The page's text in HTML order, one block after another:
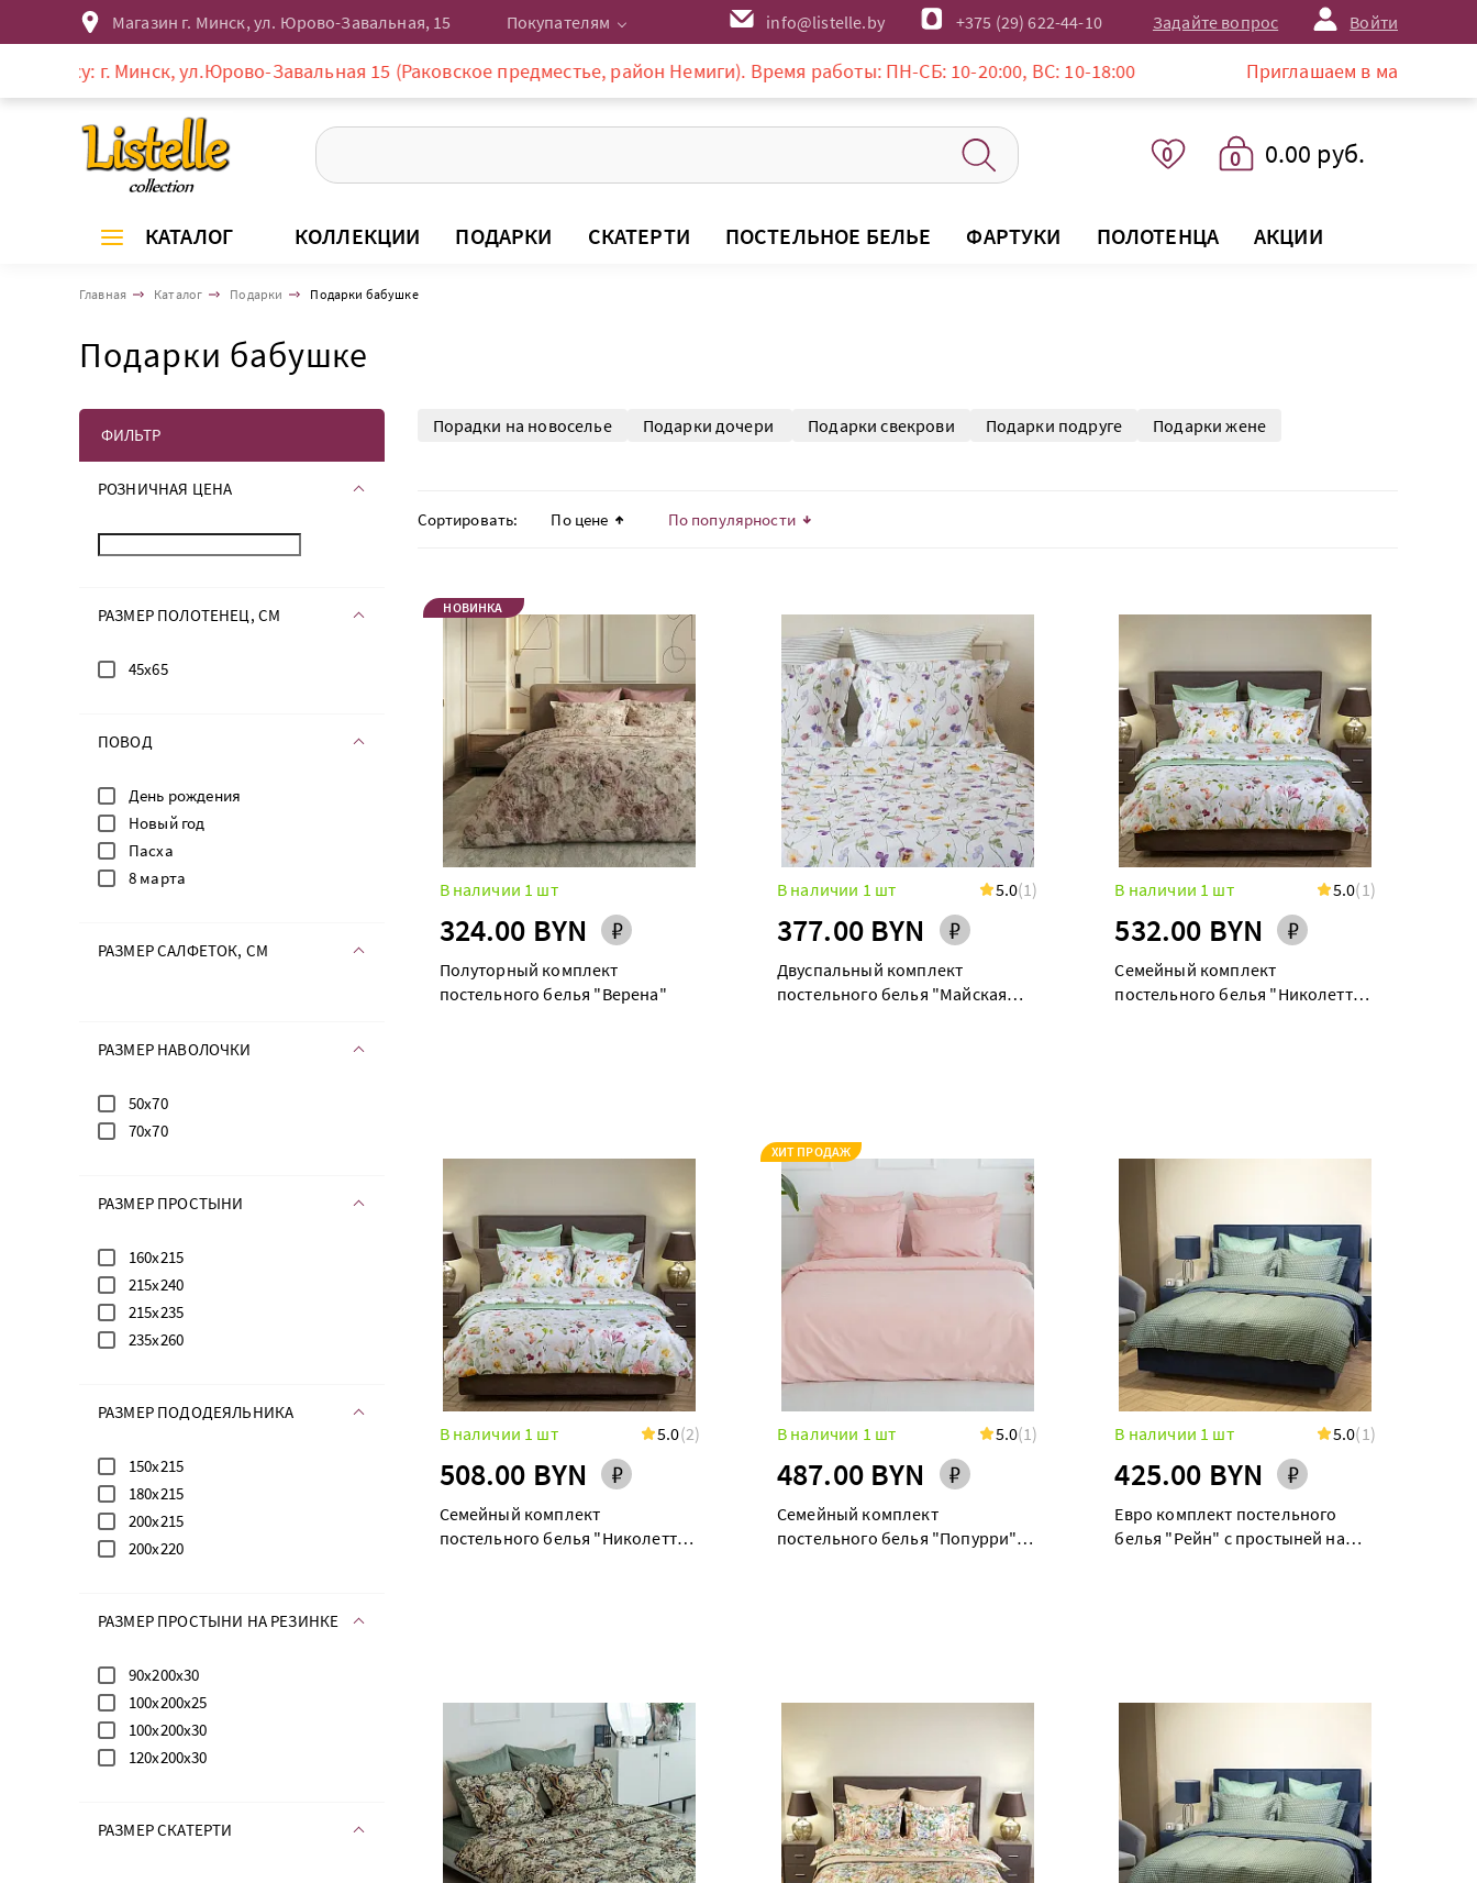
Магазин г. Минск, ул. Юрово-Завальная, 15 Покупателям info@listelle.by +375 (29) 622-44-10 Задайте вопрос Войти
ул.Юрово-Завальная 15 (Раковское предместье, район Немиги). Время работы: ПН-СБ: 10-20:00, ВС: 10-18:00 Приглашаем в магазин LISTELLE по
0 0 0.00 руб.
КАТАЛОГ КОЛЛЕКЦИИ ПОДАРКИ СКАТЕРТИ ПОСТЕЛЬНОЕ БЕЛЬЕ ФАРТУКИ ПОЛОТЕНЦА АКЦИИ
Главная Каталог Подарки Подарки бабушке
Подарки бабушке
ФИЛЬТР
РОЗНИЧНАЯ ЦЕНА
РАЗМЕР ПОЛОТЕНЕЦ, СМ
45х65
ПОВОД
День рождения
Новый год
Пасха
8 марта
РАЗМЕР САЛФЕТОК, СМ
РАЗМЕР НАВОЛОЧКИ
50х70
70х70
РАЗМЕР ПРОСТЫНИ
160х215
215х240
215х235
235х260
РАЗМЕР ПОДОДЕЯЛЬНИКА
150х215
180х215
200х215
200х220
РАЗМЕР ПРОСТЫНИ НА РЕЗИНКЕ
90х200х30
100х200х25
100х200х30
120х200х30
РАЗМЕР СКАТЕРТИ
Порадки на новоселье Подарки дочери Подарки свекрови Подарки подруге
Подарки жене
Сортировать: По цене По популярности
НОВИНКА
В наличии 1 шт
324.00 BYN
Полуторный комплект
постельного белья "Верена"
В наличии 1 шт 5.0(1)
377.00 BYN
Двуспальный комплект
постельного белья "Майская
В наличии 1 шт 5.0(1)
532.00 BYN
Семейный комплект
постельного белья "Николетта"
В наличии 1 шт 5.0(2)
508.00 BYN
Семейный комплект
постельного белья "Николетта"
ХИТ ПРОДАЖ
В наличии 1 шт 5.0(1)
487.00 BYN
Семейный комплект
постельного белья "Попурри"
В наличии 1 шт 5.0(1)
425.00 BYN
Евро комплект постельного
белья "Рейн" с простыней на